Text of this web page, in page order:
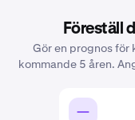
Föreställ
Gör en prognos
kommande 5 åren.